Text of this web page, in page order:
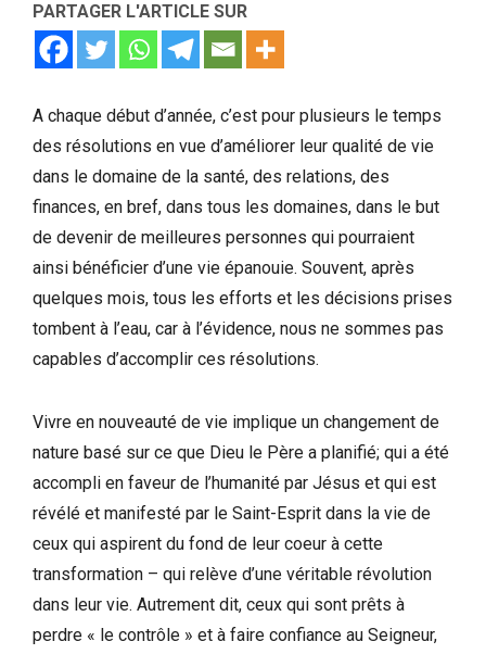
PARTAGER L'ARTICLE SUR
A chaque début d’année, c’est pour plusieurs le temps
des résolutions en vue d’améliorer leur qualité de vie
dans le domaine de la santé, des relations, des
finances, en bref, dans tous les domaines, dans le but
de devenir de meilleures personnes qui pourraient
ainsi bénéficier d’une vie épanouie. Souvent, après
quelques mois, tous les efforts et les décisions prises
tombent à l’eau, car à l’évidence, nous ne sommes pas
capables d’accomplir ces résolutions.
Vivre en nouveauté de vie implique un changement de
nature basé sur ce que Dieu le Père a planifié; qui a été
accompli en faveur de l’humanité par Jésus et qui est
révélé et manifesté par le Saint-Esprit dans la vie de
ceux qui aspirent du fond de leur coeur à cette
transformation – qui relève d’une véritable révolution
dans leur vie. Autrement dit, ceux qui sont prêts à
perdre « le contrôle » et à faire confiance au Seigneur,